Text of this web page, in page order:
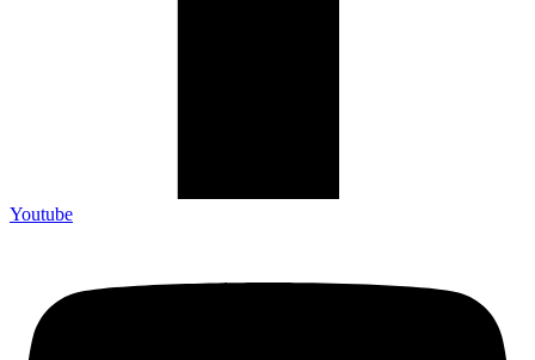
Youtube